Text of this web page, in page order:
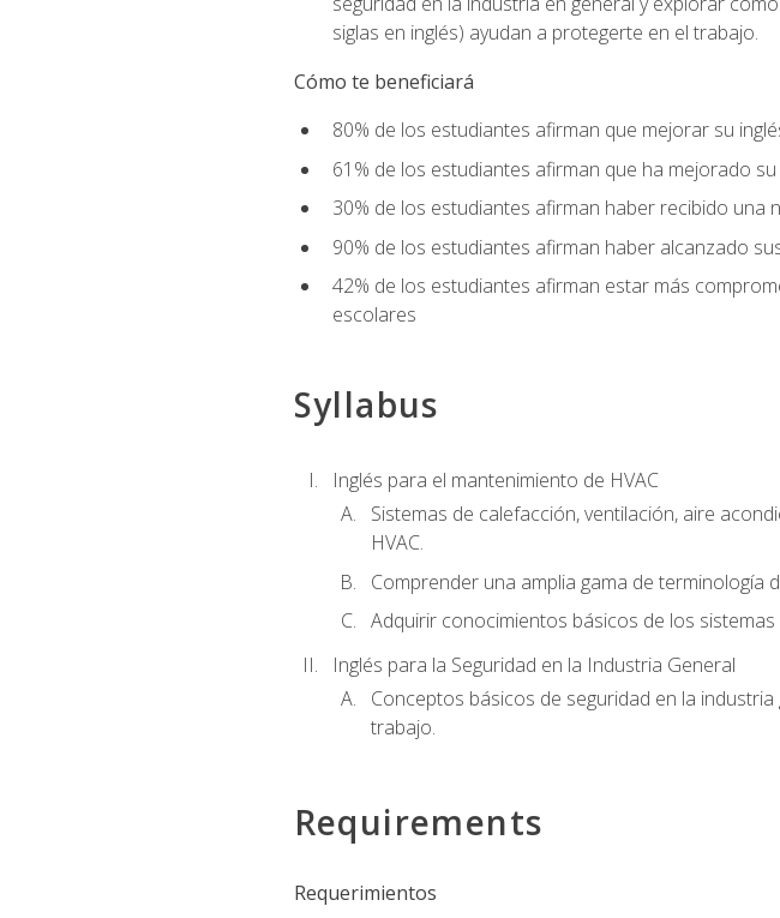
siglas en inglés) ayudan a protegerte en el trabajo.
Cómo te beneficiará
80% de los estudiantes afirman que mejorar su
61% de los estudiantes afirman que ha mejorado
30% de los estudiantes afirman haber recibido
90% de los estudiantes afirman haber alcanzado
42% de los estudiantes afirman estar más
escolares
Syllabus
Inglés para el mantenimiento de HVAC
Sistemas de calefacción, ventilación, aire
HVAC.
Comprender una amplia gama de terminología
Adquirir conocimientos básicos de los
Inglés para la Seguridad en la Industria General
Conceptos básicos de seguridad en la
trabajo.
Requirements
Requerimientos